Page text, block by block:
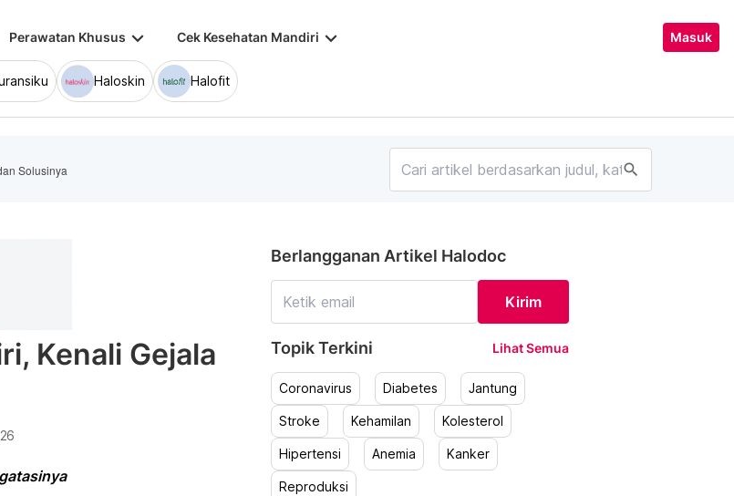
Perawatan Khusus keyboard_arrow_down Cek Kesehatan Mandiri keyboard_arrow_down Masuk
Haloskin Halofit
Solusinya search
Kenali Gejala
Berlangganan Artikel Halodoc
Kirim
Topik Terkini Lihat Semua
Coronavirus Diabetes Jantung
Stroke Kehamilan Kolesterol
Hipertensi Anemia Kanker
Reproduksi